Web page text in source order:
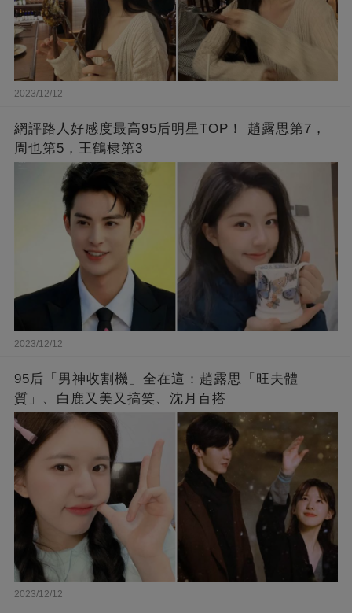
2023/12/12
網評路人好感度最高95后明星TOP！ 趙露思第7，
周也第5，王鶴棣第3
2023/12/12
95后「男神收割機」全在這：趙露思「旺夫體
質」、白鹿又美又搞笑、沈月百搭
2023/12/12